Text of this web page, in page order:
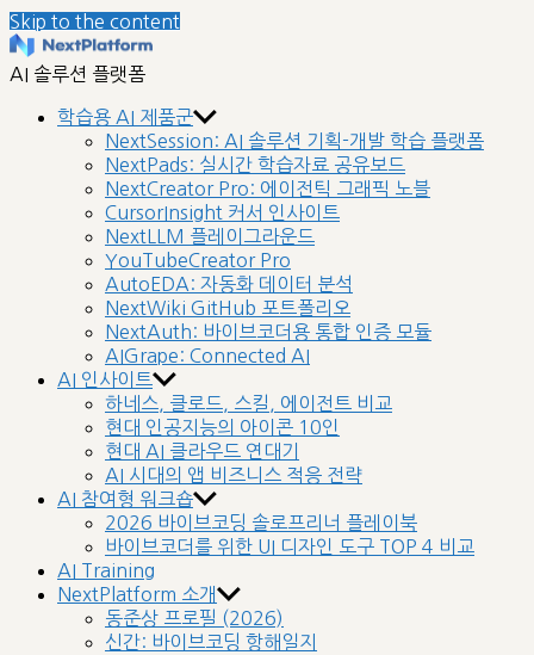
Skip to the content
nextplatform
AI 솔루션 플랫폼
학습용 AI 제품군
NextSession: AI 솔루션 기획-개발 학습 플랫폼
NextPads: 실시간 학습자료 공유보드
NextCreator Pro: 에이전틱 그래픽 노블
CursorInsight 커서 인사이트
NextLLM 플레이그라운드
YouTubeCreator Pro
AutoEDA: 자동화 데이터 분석
NextWiki GitHub 포트폴리오
NextAuth: 바이브코더용 통합 인증 모듈
AIGrape: Connected AI
AI 인사이트
하네스, 클로드, 스킬, 에이전트 비교
현대 인공지능의 아이콘 10인
현대 AI 클라우드 연대기
AI 시대의 앱 비즈니스 적응 전략
AI 참여형 워크숍
2026 바이브코딩 솔로프리너 플레이북
바이브코더를 위한 UI 디자인 도구 TOP 4 비교
AI Training
NextPlatform 소개
동준상 프로필 (2026)
신간: 바이브코딩 항해일지